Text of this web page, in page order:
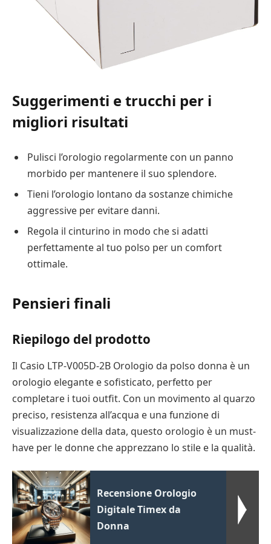
Suggerimenti e trucchi per i
migliori risultati
Pulisci l’orologio regolarmente con un panno
morbido per mantenere il suo splendore.
Tieni l’orologio lontano da sostanze chimiche
aggressive per evitare danni.
Regola il cinturino in modo che si adatti
perfettamente al tuo polso per un comfort
ottimale.
Pensieri finali
Riepilogo del prodotto
Il Casio LTP-V005D-2B Orologio da polso donna è un
orologio elegante e sofisticato, perfetto per
completare i tuoi outfit. Con un movimento al quarzo
preciso, resistenza all’acqua e una funzione di
visualizzazione della data, questo orologio è un must-
have per le donne che apprezzano lo stile e la qualità.
Recensione Orologio
Digitale Timex da
Donna